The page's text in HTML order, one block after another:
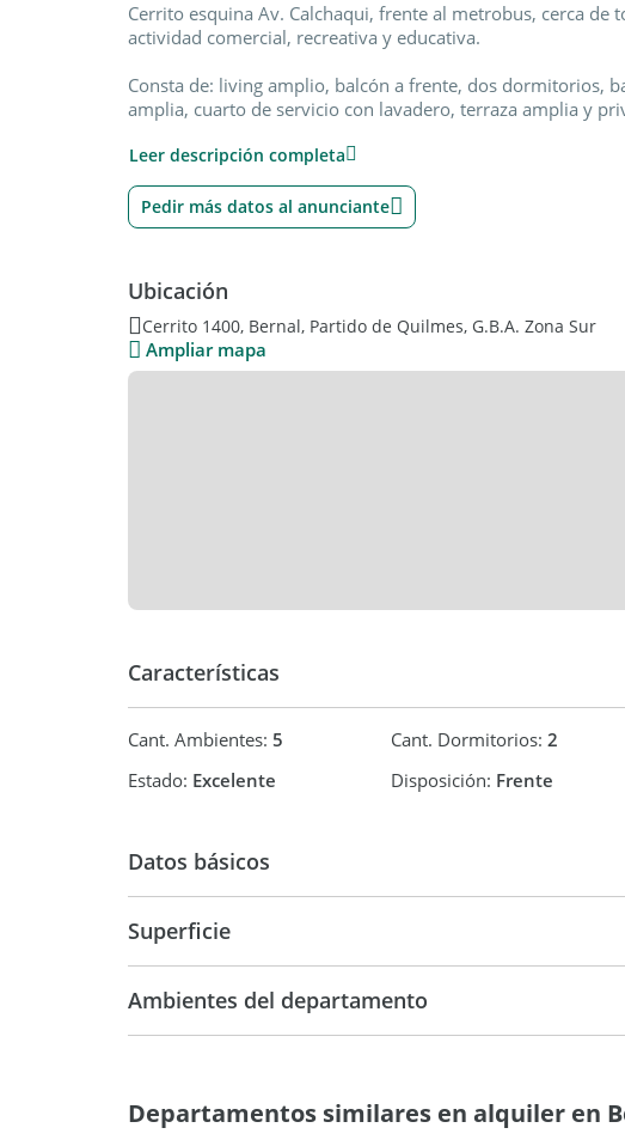
Cerrito esquina Av. Calchaqui, frente al metrobus, cerca de
actividad comercial, recreativa y educativa.
Consta de: living amplio, balcón a frente, dos dormitorios,
amplia, cuarto de servicio con lavadero, terraza amplia y
Todo en excelente estado y listo para habitar.
Contrato por 24 meses, ajuste trimestral por IPC. Garantía
demostrables.
Leer descripción completa
Pedir más datos al anunciante
Ubicación
Cerrito 1400, Bernal, Partido de Quilmes, G.B.A. Zona Sur
Ampliar mapa
Características
Cant. Ambientes: 5 Cant. Dormitorios: 2
Estado: Excelente Disposición: Frente
Datos básicos
Departamento
Superficie
Ambientes del departamento
Departamentos similares en alquiler en